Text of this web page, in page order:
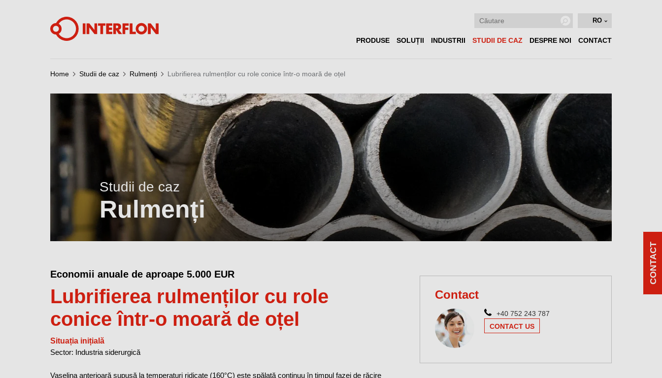
RO
PRODUSE SOLUȚII INDUSTRII STUDII DE CAZ DESPRE NOI CONTACT
Home Studii de caz Rulmenți Lubrifierea rulmenților cu role conice într-o moară de oțel
Studii de caz
Rulmenți
Economii anuale de aproape 5.000 EUR
Lubrifierea rulmenților cu role
conice într-o moară de oțel
Situația inițială
Sector: Industria siderurgică
Vaselina anterioară supusă la temperaturi ridicate (160°C) este spălată continuu în timpul fazei de răcire
Contact
+40 752 243 787
CONTACT US
CONTACT